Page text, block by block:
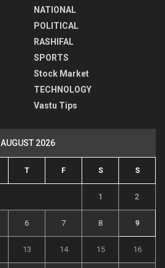
NATIONAL
POLITICAL
RASHIFAL
SPORTS
Stock Market
TECHNOLOGY
Vastu Tips
AUGUST 2026
T F S S
1 2
6 7 8 9
13 14 15 16